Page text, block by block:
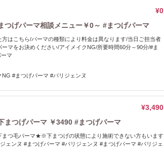
¥0
つげパーマ相談メニュー￥0～ #まつげパーマ
方はこちら/パーマの種類により料金は異なります/当日ご担当者
ーマをお決めください/アイメイクNG/所要時間60分～90分/#ま
マ
NG #まつげパーマ #パリジェンヌ
¥3,490
まつげパーマ ￥3490 #まつげパーマ
まつ毛パーマ★※下まつげの状態により施術できない方もいます
ェンヌ #まつげパーマ #パリジェンヌ #まつげパーマ #パリジェ